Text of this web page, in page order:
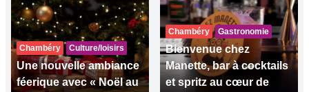
Chambéry Culture/loisirs
Une nouvelle ambiance
féerique avec « Noël au
Chambéry Gastronomie
Bienvenue chez
Manette, bar à cocktails
et spritz au cœur de